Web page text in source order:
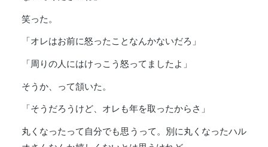
笑った。
「オレはお前に怒ったことなんかないだろ」
「周りの人にはけっこう怒ってましたよ」
そうか、って頷いた。
「そうだろうけど、オレも年を取ったからさ」
丸くなったって自分でも思うって。別に丸くなったハル